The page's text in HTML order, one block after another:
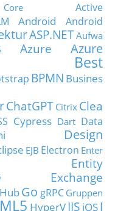
Active
Android
Android
ASP.NETAufwa
Azure
Azure
Best
BPMN Busines
ChatGPT Citrix Clea
Cypress Dart Data
Design
EJB Electron Enter
Entity
Exchange
Go gRPC Gruppen
HyperVIIS iOSJ